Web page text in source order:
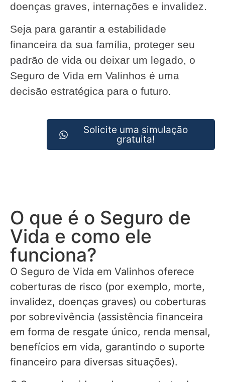
doenças graves, internações e invalidez.
Seja para garantir a estabilidade
financeira da sua família, proteger seu
padrão de vida ou deixar um legado, o
Seguro de Vida em Valinhos é uma
decisão estratégica para o futuro.
Solicite uma simulação
gratuita!
O que é o Seguro de
Vida e como ele
funciona?
O Seguro de Vida em Valinhos oferece
coberturas de risco (por exemplo, morte,
invalidez, doenças graves) ou coberturas
por sobrevivência (assistência financeira
em forma de resgate único, renda mensal,
benefícios em vida, garantindo o suporte
financeiro para diversas situações).